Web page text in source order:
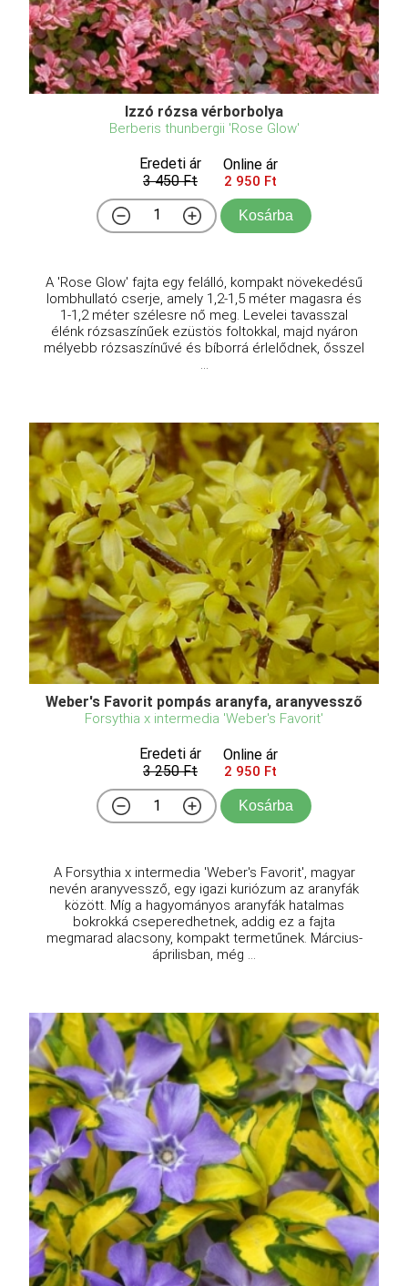
Izzó rózsa vérborbolya
Berberis thunbergii 'Rose Glow'
Eredeti ár
3 450 Ft
Online ár
2 950 Ft
Kosárba
A 'Rose Glow' fajta egy felálló, kompakt növekedésű
lombhullató cserje, amely 1,2-1,5 méter magasra és
1-1,2 méter szélesre nő meg. Levelei tavasszal
élénk rózsaszínűek ezüstös foltokkal, majd nyáron
mélyebb rózsaszínűvé és bíborrá érlelődnek, ősszel
...
Weber's Favorit pompás aranyfa, aranyvessző
Forsythia x intermedia 'Weber's Favorit'
Eredeti ár
3 250 Ft
Online ár
2 950 Ft
Kosárba
A Forsythia x intermedia 'Weber's Favorit', magyar
nevén aranyvessző, egy igazi kuriózum az aranyfák
között. Míg a hagyományos aranyfák hatalmas
bokrokká cseperedhetnek, addig ez a fajta
megmarad alacsony, kompakt termetűnek. Március-
áprilisban, még ...